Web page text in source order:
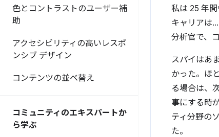
色とコントラストのユーザー補
助
アクセシビリティの高いレスポ
ンシブ デザイン
コンテンツの並べ替え
コミュニティのエキスパートか
ら学ぶ
私は 25 年
キャリアは
分析官で、
スパイはあ
かった。ほ
る場合は、
事にする時
ティ分野の
た。